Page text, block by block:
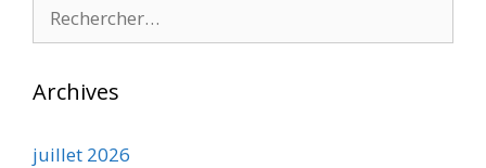
Archives
juillet 2026